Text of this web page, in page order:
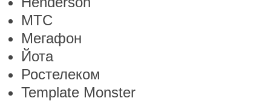
МТС
Мегафон
Йота
Ростелеком
Template Monster